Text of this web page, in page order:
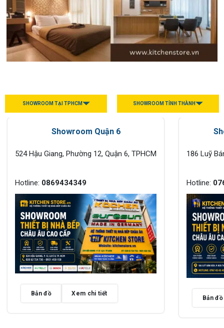
SHOWROOM TẠI TPHCM SHOWROOM TỈNH THÀNH
Showroom Quận 6
524 Hậu Giang, Phường 12, Quận 6, TPHCM
Hotline: 0869434349
Bản đồ Xem chi tiết
186 Luỹ
Hotline:
Bản đồ